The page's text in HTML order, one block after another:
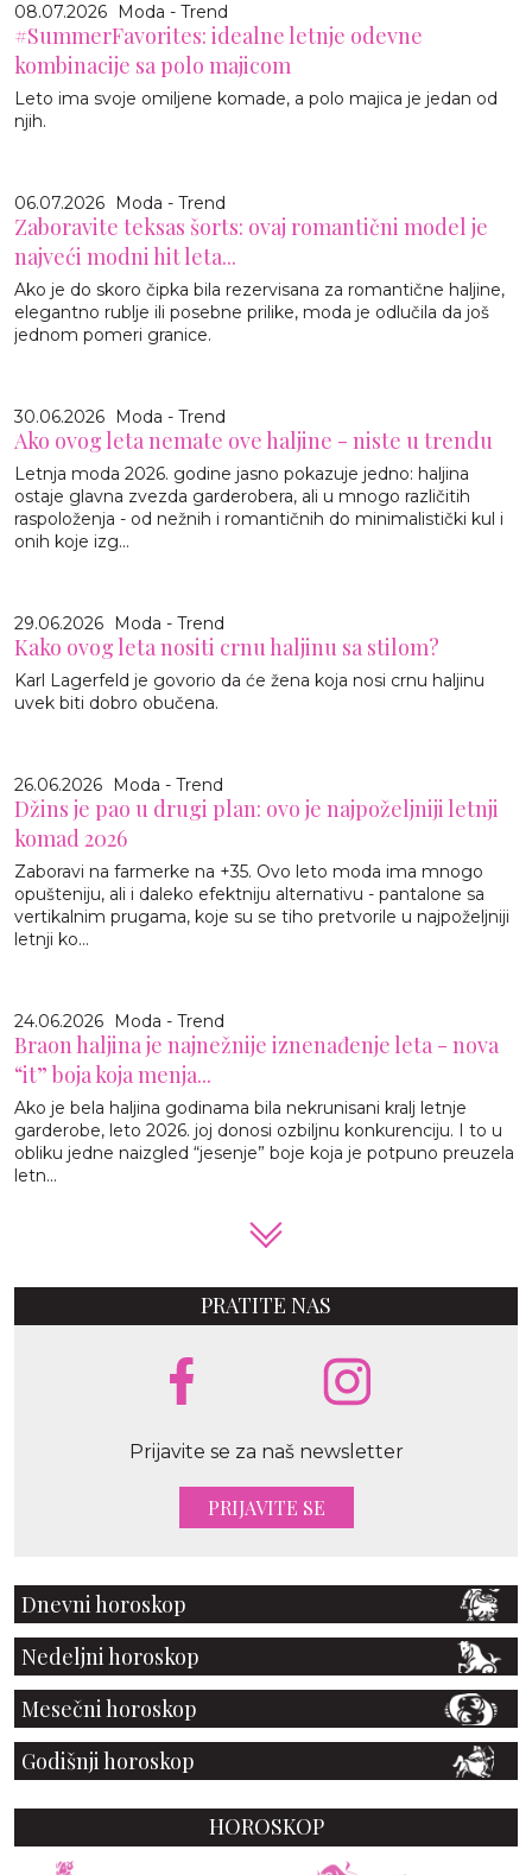
08.07.2026 Moda - Trend
#SummerFavorites: idealne letnje odevne
kombinacije sa polo majicom
Leto ima svoje omiljene komade, a polo majica je jedan od
njih.
06.07.2026 Moda - Trend
Zaboravite teksas šorts: ovaj romantični model je
najveći modni hit leta...
Ako je do skoro čipka bila rezervisana za romantične haljine,
elegantno rublje ili posebne prilike, moda je odlučila da još
jednom pomeri granice.
30.06.2026 Moda - Trend
Ako ovog leta nemate ove haljine - niste u trendu
Letnja moda 2026. godine jasno pokazuje jedno: haljina
ostaje glavna zvezda garderobera, ali u mnogo različitih
raspoloženja - od nežnih i romantičnih do minimalistički kul i
onih koje izg...
29.06.2026 Moda - Trend
Kako ovog leta nositi crnu haljinu sa stilom?
Karl Lagerfeld je govorio da će žena koja nosi crnu haljinu
uvek biti dobro obučena.
26.06.2026 Moda - Trend
Džins je pao u drugi plan: ovo je najpoželjniji letnji
komad 2026
Zaboravi na farmerke na +35. Ovo leto moda ima mnogo
opušteniju, ali i daleko efektniju alternativu - pantalone sa
vertikalnim prugama, koje su se tiho pretvorile u najpoželjniji
letnji ko...
24.06.2026 Moda - Trend
Braon haljina je najnežnije iznenađenje leta - nova
“it” boja koja menja...
Ako je bela haljina godinama bila nekrunisani kralj letnje
garderobe, leto 2026. joj donosi ozbiljnu konkurenciju. I to u
obliku jedne naizgled “jesenje” boje koja je potpuno preuzela
letn...
PRATITE NAS
Prijavite se za naš newsletter
PRIJAVITE SE
Dnevni horoskop
Nedeljni horoskop
Mesečni horoskop
Godišnji horoskop
HOROSKOP